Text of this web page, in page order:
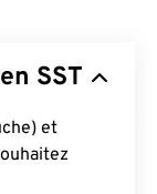
SST
et